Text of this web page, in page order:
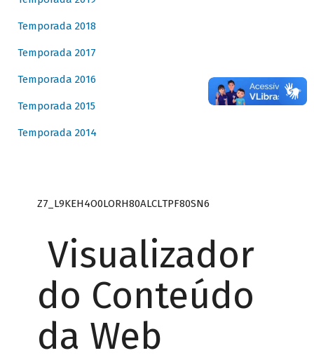
Temporada 2018
Temporada 2017
Temporada 2016
Temporada 2015
Temporada 2014
Z7_L9KEH4O0LORH80ALCLTPF80SN6
Visualizador
do Conteúdo
da Web